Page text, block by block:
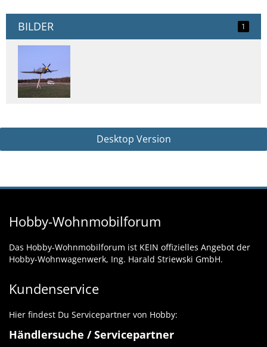
BILDER 1
Desktop Version
Hobby-Wohnmobilforum
Das Hobby-Wohnmobilforum ist KEIN offizielles Angebot der
Hobby-Wohnwagenwerk, Ing. Harald Striewski GmbH.
Kundenservice
Hier findest Du Servicepartner von Hobby:
Händlersuche / Servicepartner